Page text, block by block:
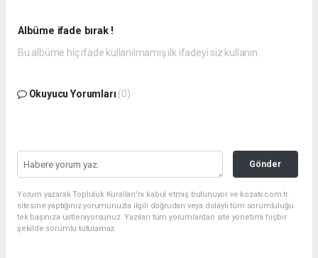
Albüme ifade bırak !
Bu albüme hiç ifade kullanılmamış ilk ifadeyi siz kullanın.
Okuyucu Yorumları (0)
Gönder
Yorum yazarak Topluluk Kuralları’nı kabul etmiş bulunuyor ve kozatv.com.tr
sitesine yaptığınız yorumunuzla ilgili doğrudan veya dolaylı tüm sorumluluğu
tek başınıza üstleniyorsunuz. Yazılan tüm yorumlardan site yönetimi hiçbir
şekilde sorumlu tutulamaz.